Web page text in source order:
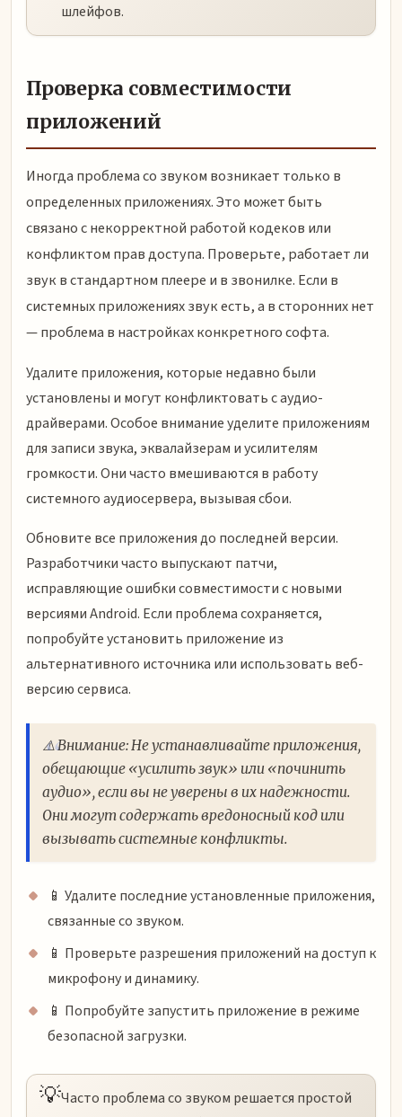
шлейфов.
Проверка совместимости
приложений
Иногда проблема со звуком возникает только в
определенных приложениях. Это может быть
связано с некорректной работой кодеков или
конфликтом прав доступа. Проверьте, работает ли
звук в стандартном плеере и в звонилке. Если в
системных приложениях звук есть, а в сторонних нет
— проблема в настройках конкретного софта.
Удалите приложения, которые недавно были
установлены и могут конфликтовать с аудио-
драйверами. Особое внимание уделите приложениям
для записи звука, эквалайзерам и усилителям
громкости. Они часто вмешиваются в работу
системного аудиосервера, вызывая сбои.
Обновите все приложения до последней версии.
Разработчики часто выпускают патчи,
исправляющие ошибки совместимости с новыми
версиями Android. Если проблема сохраняется,
попробуйте установить приложение из
альтернативного источника или использовать веб-
версию сервиса.
⚠️ Внимание: Не устанавливайте приложения,
обещающие «усилить звук» или «починить
аудио», если вы не уверены в их надежности.
Они могут содержать вредоносный код или
вызывать системные конфликты.
📱 Удалите последние установленные приложения,
связанные со звуком.
📱 Проверьте разрешения приложений на доступ к
микрофону и динамику.
📱 Попробуйте запустить приложение в режиме
безопасной загрузки.
💡Часто проблема со звуком решается простой